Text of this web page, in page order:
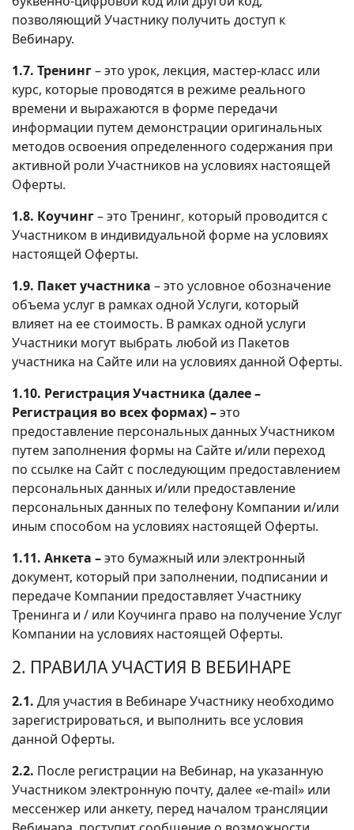
позволяющий Участнику получить доступ к
Вебинару.
1.7. Тренинг– это урок, лекция, мастер-класс или
курс, которые проводятся в режиме реального
времени и выражаются в форме передачи
информации путем демонстрации оригинальных
методов освоения определенного содержания при
активной роли Участников на условиях настоящей
Оферты.
1.8. Коучинг– это Тренинг, который проводится с
Участником в индивидуальной форме на условиях
настоящей Оферты.
1.9. Пакет участника – это условное обозначение
объема услуг в рамках одной Услуги, который
влияет на ее стоимость. В рамках одной услуги
Участники могут выбрать любой из Пакетов
участника на Сайте или на условиях данной Оферты.
1.10. Регистрация Участника (далее –
Регистрация во всех формах) –это
предоставление персональных данных Участником
путем заполнения формы на Сайте и/или переход
по ссылке на Сайт с последующим предоставлением
персональных данных и/или предоставление
персональных данных по телефону Компании и/или
иным способом на условиях настоящей Оферты.
1.11. Анкета –это бумажный или электронный
документ, который при заполнении, подписании и
передаче Компании предоставляет Участнику
Тренинга и / или Коучинга право на получение Услуг
Компании на условиях настоящей Оферты.
2. ПРАВИЛА УЧАСТИЯ В ВЕБИНАРЕ
2.1. Для участия в Вебинаре Участнику необходимо
зарегистрироваться, и выполнить все условия
данной Оферты.
2.2. После регистрации на Вебинар, на указанную
Участником электронную почту, далее «e-mail» или
мессенжер или анкету, перед началом трансляции